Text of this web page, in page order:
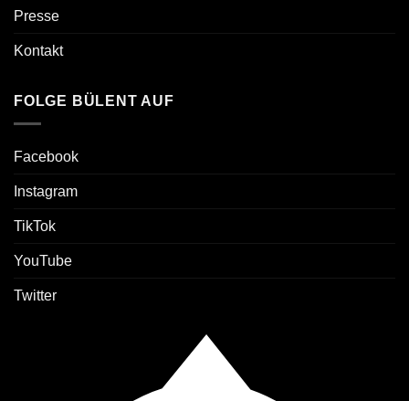
Presse
Kontakt
FOLGE BÜLENT AUF
Facebook
Instagram
TikTok
YouTube
Twitter